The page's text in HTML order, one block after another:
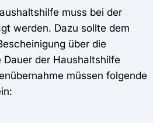
muss bei der
werden. Dazu sollte dem
über die
der Haushaltshilfe
müssen folgende